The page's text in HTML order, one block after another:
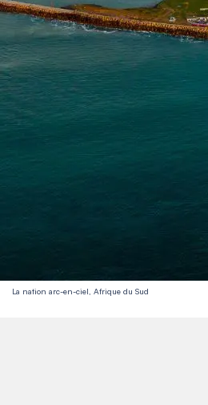
La nation arc-en-ciel, Afrique du Sud